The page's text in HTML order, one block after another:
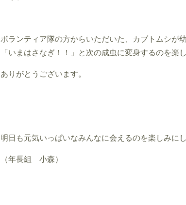
ボランティア隊の方からいただいた、カブトムシが
「いまはさなぎ！！」と次の成虫に変身するのを楽
ありがとうございます。
明日も元気いっぱいなみんなに会えるのを楽しみにし
（年長組 小森）